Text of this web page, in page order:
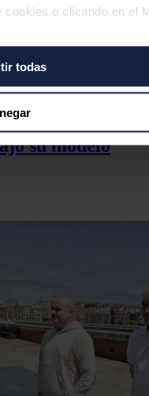
o clicando en el
su ubicación geográfica
metros
activamente
digitales)
se procesan sus
en cualquier
para personalizar el
redes sociales y
sobre el uso que
redes sociales,
con otra
a partir del uso
todas
en
su modelo